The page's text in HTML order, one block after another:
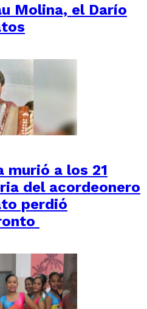
Molina, el Darío
murió a los 21
del acordeonero
perdió